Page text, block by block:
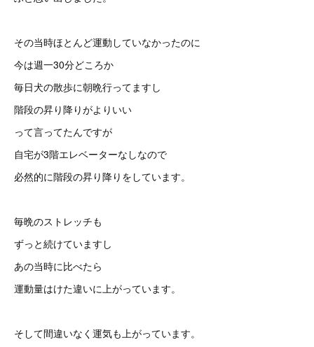
その当時ほとんど運動していなかったのに
今は週一30分どころか
毎日犬の散歩に朝晩行ってますし
階段の昇り降りがよりいい
って言ってたんですが
自宅が3階エレベーターなしなので
必然的に階段の昇り降りをしています。
毎晩のストレッチも
ずっと続けていますし
あの当時に比べたら
運動量はけた違いに上がっています。
そして間違いなく運気も上がっています。